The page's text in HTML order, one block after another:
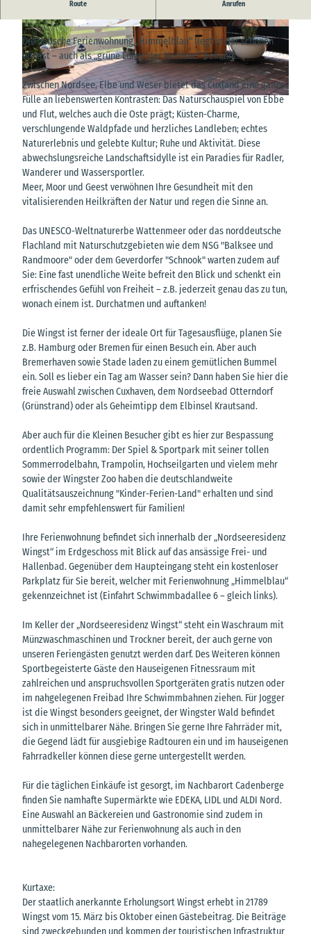
© Nicole Brunner
© Nicole Brunner © Nicole Brunner
Route Anrufen
Die hübsche Ferienwohnung „Himmelblau“ liegt in der schönen
Wingst – auch als „grüne Lunge der Nordsee“ bekannt.
Zwischen Nordsee, Elbe und Weser bietet das Cuxland eine ganze
Fülle an liebenswerten Kontrasten: Das Naturschauspiel von Ebbe
und Flut, welches auch die Oste prägt; Küsten-Charme,
verschlungende Waldpfade und herzliches Landleben; echtes
Naturerlebnis und gelebte Kultur; Ruhe und Aktivität. Diese
abwechslungsreiche Landschaftsidylle ist ein Paradies für Radler,
Wanderer und Wassersportler.
Meer, Moor und Geest verwöhnen Ihre Gesundheit mit den
vitalisierenden Heilkräften der Natur und regen die Sinne an.
Das UNESCO-Weltnaturerbe Wattenmeer oder das norddeutsche
Flachland mit Naturschutzgebieten wie dem NSG "Balksee und
Randmoore" oder dem Geverdorfer "Schnook" warten zudem auf
Sie: Eine fast unendliche Weite befreit den Blick und schenkt ein
erfrischendes Gefühl von Freiheit – z.B. jederzeit genau das zu tun,
wonach einem ist. Durchatmen und auftanken!
Die Wingst ist ferner der ideale Ort für Tagesausflüge, planen Sie
z.B. Hamburg oder Bremen für einen Besuch ein. Aber auch
Bremerhaven sowie Stade laden zu einem gemütlichen Bummel
ein. Soll es lieber ein Tag am Wasser sein? Dann haben Sie hier die
freie Auswahl zwischen Cuxhaven, dem Nordseebad Otterndorf
(Grünstrand) oder als Geheimtipp dem Elbinsel Krautsand.
Aber auch für die Kleinen Besucher gibt es hier zur Bespassung
ordentlich Programm: Der Spiel & Sportpark mit seiner tollen
Sommerrodelbahn, Trampolin, Hochseilgarten und vielem mehr
sowie der Wingster Zoo haben die deutschlandweite
Qualitätsauszeichnung "Kinder-Ferien-Land" erhalten und sind
damit sehr empfehlenswert für Familien!
Ihre Ferienwohnung befindet sich innerhalb der „Nordseeresidenz
Wingst“ im Erdgeschoss mit Blick auf das ansässige Frei- und
Hallenbad. Gegenüber dem Haupteingang steht ein kostenloser
Parkplatz für Sie bereit, welcher mit Ferienwohnung „Himmelblau“
gekennzeichnet ist (Einfahrt Schwimmbadallee 6 – gleich links).
Im Keller der „Nordseeresidenz Wingst“ steht ein Waschraum mit
Münzwaschmaschinen und Trockner bereit, der auch gerne von
unseren Feriengästen genutzt werden darf. Des Weiteren können
Sportbegeisterte Gäste den Hauseigenen Fitnessraum mit
zahlreichen und anspruchsvollen Sportgeräten gratis nutzen oder
im nahgelegenen Freibad Ihre Schwimmbahnen ziehen. Für Jogger
ist die Wingst besonders geeignet, der Wingster Wald befindet
sich in unmittelbarer Nähe. Bringen Sie gerne Ihre Fahrräder mit,
die Gegend lädt für ausgiebige Radtouren ein und im hauseigenen
Fahrradkeller können diese gerne untergestellt werden.
Für die täglichen Einkäufe ist gesorgt, im Nachbarort Cadenberge
finden Sie namhafte Supermärkte wie EDEKA, LIDL und ALDI Nord.
Eine Auswahl an Bäckereien und Gastronomie sind zudem in
unmittelbarer Nähe zur Ferienwohnung als auch in den
nahegelegenen Nachbarorten vorhanden.
Kurtaxe:
Der staatlich anerkannte Erholungsort Wingst erhebt in 21789
Wingst vom 15. März bis Oktober einen Gästebeitrag. Die Beiträge